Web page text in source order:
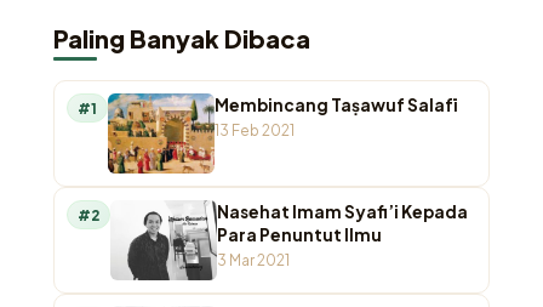
Paling Banyak Dibaca
#1 Membincang Taṣawuf Salafī
13 Feb 2021
#2
Nasehat Imam Syafi’i Kepada
Para Penuntut Ilmu
3 Mar 2021